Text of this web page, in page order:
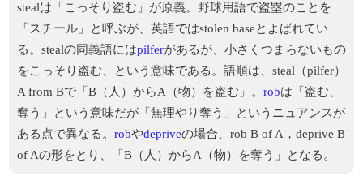
stealは「こっそり盗む」が原義。野球用語で盗塁のことを
「スチール」と呼ぶが、英語ではstolen baseとよばれてい
る。stealの同義語にはpilferがあるが、小さくつまらないもの
をこっそり盗む、という意味である。語順は、steal（pilfer）
A from Bで「B（人）からA（物）を盗む」。 robは「盗む、
奪う」という意味だが「無理やり奪う」というニュアンスが
ある点で異なる。 robやdepriveの場合、rob B of A，deprive B
of Aの形をとり、「B（人）からA（物）を奪う」となる。